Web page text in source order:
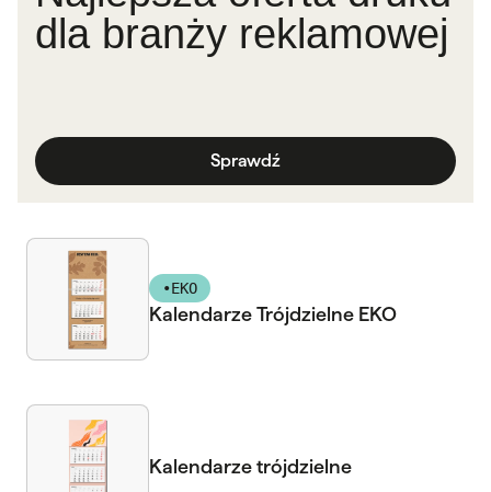
dla branży reklamowej
Sprawdź
•EKO
Kalendarze Trójdzielne EKO
Kalendarze trójdzielne